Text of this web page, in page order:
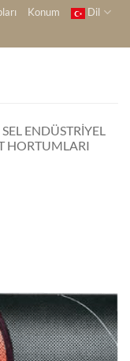
Konum
Dil
SEL ENDÜSTRIYEL
HORTUMLARI